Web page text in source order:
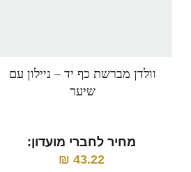
וולדן מברשת כף יד – ניילון עם
שיער
מחיר לחברי מועדון:
43.22
₪